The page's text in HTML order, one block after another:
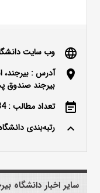
language وب سایت
location_on
آدرس : بیرجند،
بیرجند صندوق پستی:
event_note تعداد مطالب : 3684
keyboard_arrow_up رتبه‌بندی
سایر اخبار دانشگاه